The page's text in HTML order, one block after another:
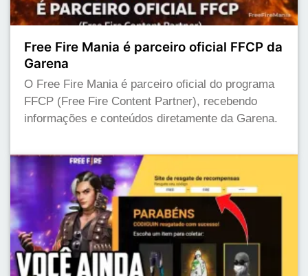
Free Fire Mania é parceiro oficial FFCP da
Garena
O Free Fire Mania é parceiro oficial do programa
FFCP (Free Fire Content Partner), recebendo
informações e conteúdos diretamente da Garena.